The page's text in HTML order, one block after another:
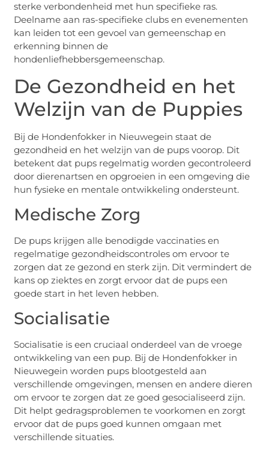
sterke verbondenheid met hun specifieke ras.
Deelname aan ras-specifieke clubs en evenementen
kan leiden tot een gevoel van gemeenschap en
erkenning binnen de
hondenliefhebbersgemeenschap.
De Gezondheid en het
Welzijn van de Puppies
Bij de Hondenfokker in Nieuwegein staat de
gezondheid en het welzijn van de pups voorop. Dit
betekent dat pups regelmatig worden gecontroleerd
door dierenartsen en opgroeien in een omgeving die
hun fysieke en mentale ontwikkeling ondersteunt.
Medische Zorg
De pups krijgen alle benodigde vaccinaties en
regelmatige gezondheidscontroles om ervoor te
zorgen dat ze gezond en sterk zijn. Dit vermindert de
kans op ziektes en zorgt ervoor dat de pups een
goede start in het leven hebben.
Socialisatie
Socialisatie is een cruciaal onderdeel van de vroege
ontwikkeling van een pup. Bij de Hondenfokker in
Nieuwegein worden pups blootgesteld aan
verschillende omgevingen, mensen en andere dieren
om ervoor te zorgen dat ze goed gesocialiseerd zijn.
Dit helpt gedragsproblemen te voorkomen en zorgt
ervoor dat de pups goed kunnen omgaan met
verschillende situaties.